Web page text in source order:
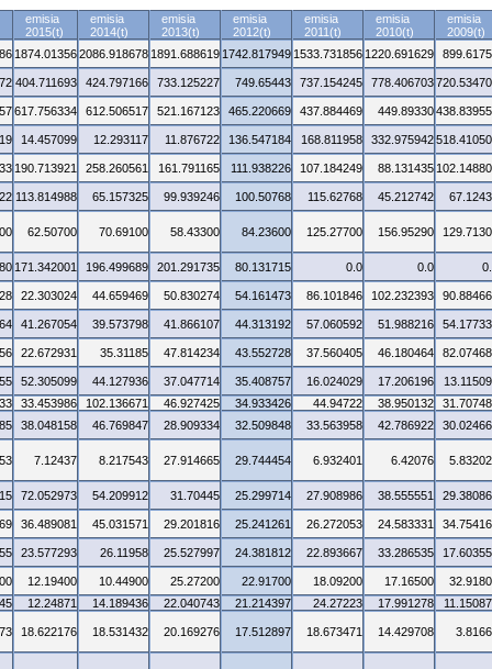
emisia
2015(t)
emisia
2014(t)
emisia
2013(t)
emisia
2012(t)
emisia
2011(t)
emisia
2010(t)
emisia
2009(t)
1874.013562086.918678 1891.688619 1742.817949 1533.731856 1220.691629
404.711693 424.797166 733.125227 749.65443 737.154245 778.406703
617.756334 612.506517 521.167123 465.220669 437.884469 449.89330
14.457099 12.293117 11.876722 136.547184 168.811958 332.975942
190.713921 258.260561 161.791165 111.938226 107.184249 88.131435
113.814988 65.157325 99.939246 100.50768 115.62768 45.212742
62.50700 70.69100 58.43300 84.23600 125.27700 156.95290
171.342001 196.499689 201.291735 80.131715 0.0 0.0
22.303024 44.659469 50.830274 54.161473 86.101846 102.232393
41.267054 39.573798 41.866107 44.313192 57.060592 51.988216
22.672931 35.31185 47.814234 43.552728 37.560405 46.180464
52.305099 44.127936 37.047714 35.408757 16.024029 17.206196
33.453986 102.136671 46.927425 34.933426 44.94722 38.950132
38.048158 46.769847 28.909334 32.509848 33.563958 42.786922
7.12437 8.217543 27.914665 29.744454 6.932401 6.42076
72.052973 54.209912 31.70445 25.299714 27.908986 38.555551
36.489081 45.031571 29.201816 25.241261 26.272053 24.583331
23.577293 26.11958 25.527997 24.381812 22.893667 33.286535
12.19400 10.44900 25.27200 22.91700 18.09200 17.16500
12.24871 14.189436 22.040743 21.214397 24.27223 17.991278
18.622176 18.531432 20.169276 17.512897 18.673471 14.429708